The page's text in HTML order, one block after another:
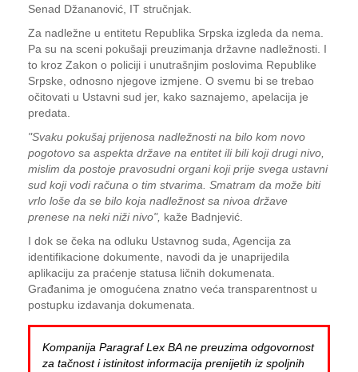
Senad Džananović, IT stručnjak.
Za nadležne u entitetu Republika Srpska izgleda da nema.
Pa su na sceni pokušaji preuzimanja državne nadležnosti. I
to kroz Zakon o policiji i unutrašnjim poslovima Republike
Srpske, odnosno njegove izmjene. O svemu bi se trebao
očitovati u Ustavni sud jer, kako saznajemo, apelacija je
predata.
"Svaku pokušaj prijenosa nadležnosti na bilo kom novo
pogotovo sa aspekta države na entitet ili bili koji drugi nivo,
mislim da postoje pravosudni organi koji prije svega ustavni
sud koji vodi računa o tim stvarima. Smatram da može biti
vrlo loše da se bilo koja nadležnost sa nivoa države
prenese na neki niži nivo", kaže Badnjević.
I dok se čeka na odluku Ustavnog suda, Agencija za
identifikacione dokumente, navodi da je unaprijedila
aplikaciju za praćenje statusa ličnih dokumenata.
Građanima je omogućena znatno veća transparentnost u
postupku izdavanja dokumenata.
Kompanija Paragraf Lex BA ne preuzima odgovornost
za tačnost i istinitost informacija prenijetih iz spoljnih